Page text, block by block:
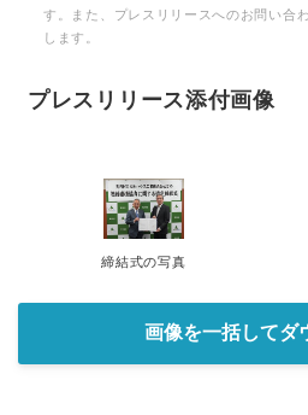
す。また、プレスリリースへのお問い合
します。
プレスリリース添付画像
締結式の写真
画像を一括してダ